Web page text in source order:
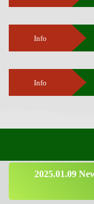
Info
Info
2025.01.09